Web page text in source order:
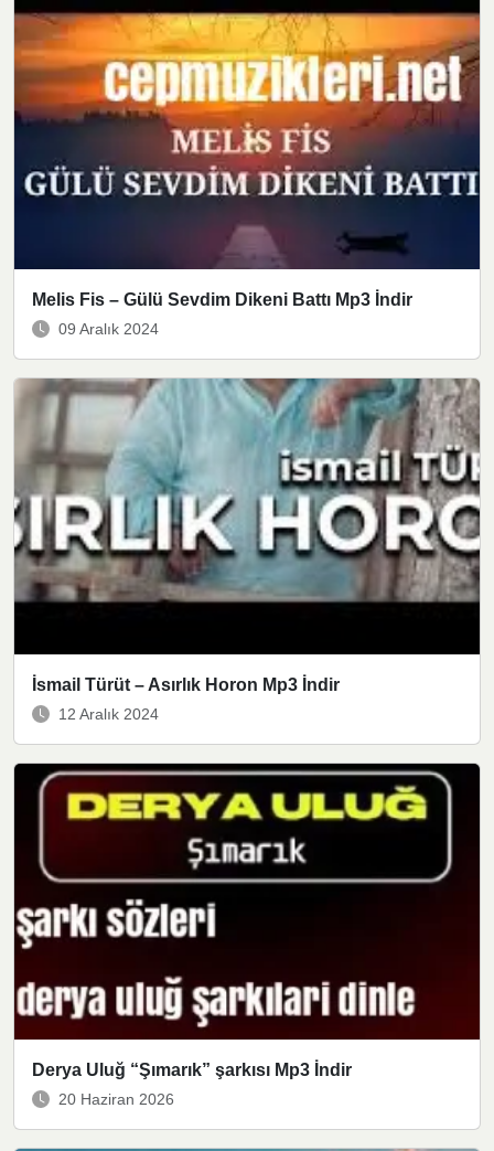
Melis Fis – Gülü Sevdim Dikeni Battı Mp3 İndir
09 Aralık 2024
İsmail Türüt – Asırlık Horon Mp3 İndir
12 Aralık 2024
Derya Uluğ “Şımarık” şarkısı Mp3 İndir
20 Haziran 2026